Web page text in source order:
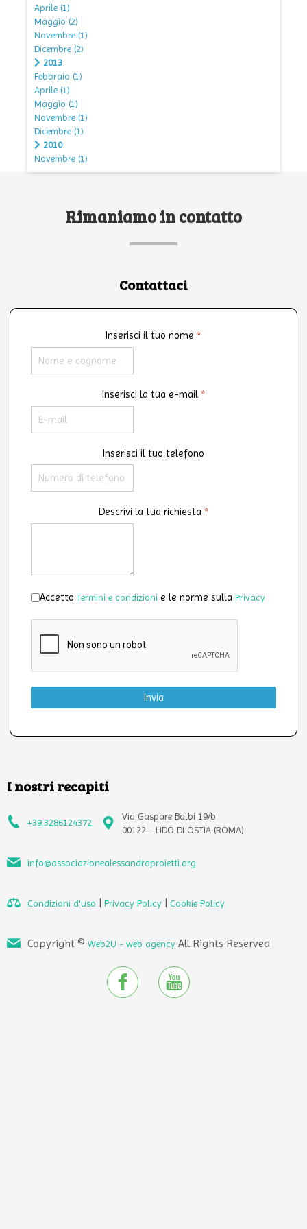
Aprile (1)
Maggio (2)
Novembre (1)
Dicembre (2)
2013
Febbraio (1)
Aprile (1)
Maggio (1)
Novembre (1)
Dicembre (1)
2010
Novembre (1)
Rimaniamo in contatto
Contattaci
Inserisci il tuo nome *
Inserisci la tua e-mail *
Inserisci il tuo telefono
Descrivi la tua richiesta *
Accettazione *
Accetto Termini e condizioni e le norme sulla Privacy
Invia
I nostri recapiti
+39.3286124372
Via Gaspare Balbi 19/b
00122 - LIDO DI OSTIA (ROMA)
info@associazionealessandraproietti.org
Condizioni d'uso | Privacy Policy | Cookie Policy
Copyright © Web2U - web agency All Rights Reserved